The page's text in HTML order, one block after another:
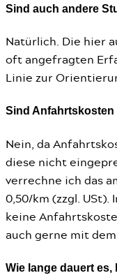
Sind auch andere
Natürlich. Die hier
oft angefragten
Linie zur
Sind
Nein, da
diese nicht
verrechne ich das
0,50/km (zzgl. USt).
keine
auch gerne mit dem
Wie lange dauert